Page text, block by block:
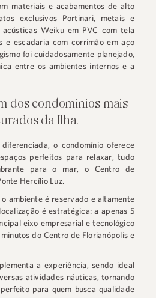
materiais e acabamentos de alto
exclusivos Portinari, metais e
acústicas Weiku em PVC com tela
e escadaria com corrimão em aço
foi cuidadosamente planejado,
entre os ambientes internos e a
dos condomínios mais
da Ilha.
o condomínio oferece
perfeitos para relaxar, tudo
para o mar, o Centro de
Hercílio Luz.
ambiente é reservado e altamente
é estratégica: a apenas 5
eixo empresarial e tecnológico
do Centro de Florianópolis e
a experiência, sendo ideal
atividades náuticas, tornando
para quem busca qualidade